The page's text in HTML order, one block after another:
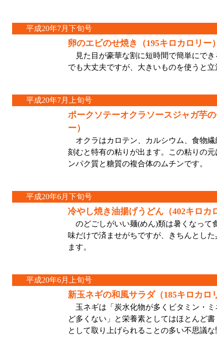
平成20年7月下旬号
卵のエビのせ焼き（195キロカロリー
見た目が豪華な割に短時間で簡単にで
でも大丈夫ですが、大きいものを使うと
平成20年7月上旬号
ポークソテーオクラソースジャガ芋
ー）
オクラはカロテン、カルシウム、食物
刻むと特有の粘りが出ます。この粘りの
ンパク質と糖質の複合体のムチンです。
平成20年6月下旬号
冷やし焼き油揚げうどん（402キロカ
のどごしがいい麺(めん)類は暑くなって
味だけで済ませがちですが、きちんとし
ます。
平成20年6月上旬号
新玉ネギの和風サラダ（185キロカロ
玉ネギは「炭水化物が多くビタミン・
ど多くない」と栄養素としてはほとんど
として取り上げられることの多い不思議